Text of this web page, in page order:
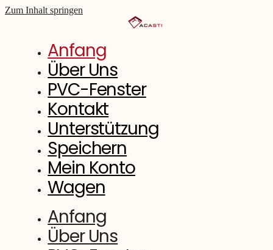
Zum Inhalt springen
Anfang
Über Uns
PVC-Fenster
Kontakt
Unterstützung
Speichern
Mein Konto
Wagen
Anfang
Über Uns